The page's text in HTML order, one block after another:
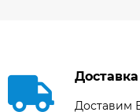
Доставим